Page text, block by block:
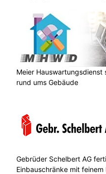
Meier Hauswartungsdienst
rund ums Gebäude
Gebrüder Schelbert AG
Einbauschränke mit feinem